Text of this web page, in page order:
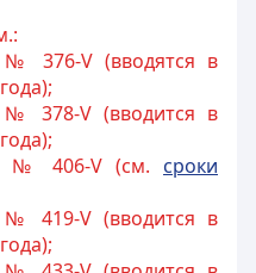
376-V (вводятся в
378-V (вводится в
№ 406-V (см. сроки
419-V (вводится в